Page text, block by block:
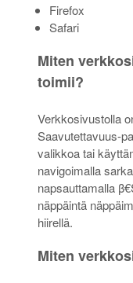
Firefox
Safari
Miten
toimii?
Verkkosivustolla
Saavutettavuus-
valikkoa tai
navigoimalla
napsauttamalla
näppäintä
hiirellä.
Miten